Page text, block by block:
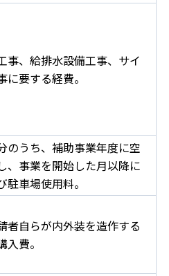
事、給排水設備工事、サイ
に要する経費。
のうち、補助事業年度に空
、事業を開始した月以降に
車場使用料。
者自らが内外装を造作する
費。